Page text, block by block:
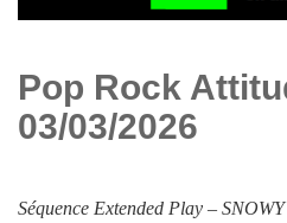
Pop Rock
03/03/2026
Séquence Extended Play –